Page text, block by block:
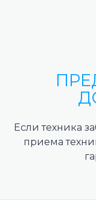
Если техника
приема